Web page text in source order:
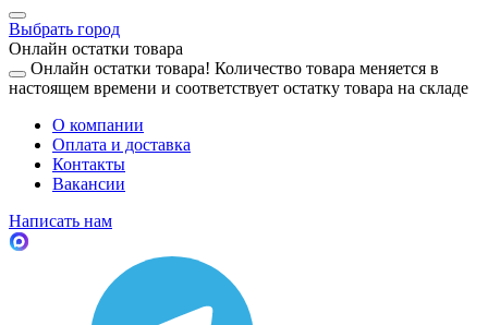
Выбрать город
Онлайн остатки товара
Онлайн остатки товара! Количество товара меняется в
настоящем времени и соответствует остатку товара на складе
О компании
Оплата и доставка
Контакты
Вакансии
Написать нам